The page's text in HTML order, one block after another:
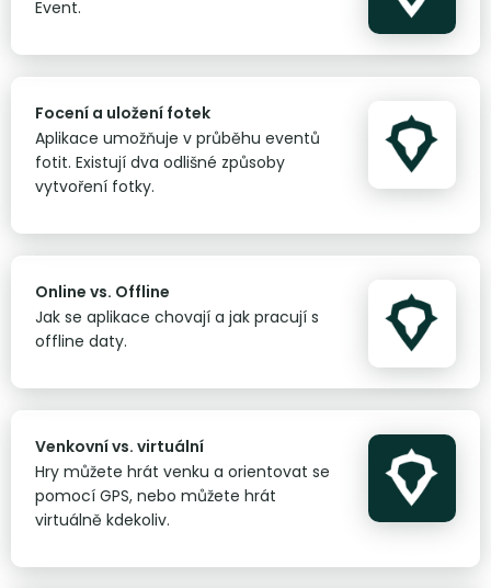
Event.
Focení a uložení fotek
Aplikace umožňuje v průběhu eventů
fotit. Existují dva odlišné způsoby
vytvoření fotky.
Online vs. Offline
Jak se aplikace chovají a jak pracují s
offline daty.
Venkovní vs. virtuální
Hry můžete hrát venku a orientovat se
pomocí GPS, nebo můžete hrát
virtuálně kdekoliv.